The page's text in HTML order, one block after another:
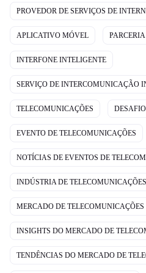
PROVEDOR DE SERVIÇOS DE
APLICATIVO MÓVEL PARCERIA
INTERFONE INTELIGENTE
SERVIÇO DE INTERCOMUNICAÇÃO
TELECOMUNICAÇÕES
EVENTO DE TELECOMUNICAÇÕES
NOTÍCIAS DE EVENTOS DE
INDÚSTRIA DE TELECOMUNICAÇÕES
MERCADO DE TELECOMUNICAÇÕES
INSIGHTS DO MERCADO DE
TENDÊNCIAS DO MERCADO DE